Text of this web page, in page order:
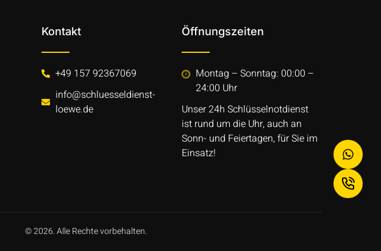
Kontakt
+49 157 92367069
info@schluesseldienst-
loewe.de
Öffnungszeiten
Montag – Sonntag: 00:00 –
24:00 Uhr
Unser 24h Schlüsselnotdienst
ist rund um die Uhr, auch an
Sonn- und Feiertagen, für Sie im
Einsatz!
© 2026. Alle Rechte vorbehalten.